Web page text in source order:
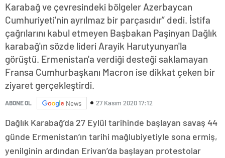
Karabağ ve çevresindeki bölgeler Azerbaycan
Cumhuriyeti'nin ayrılmaz bir parçasıdır” dedi. İstifa
çağrılarını kabul etmeyen Başbakan Paşinyan Dağlık
karabağ'ın sözde lideri Arayik Harutyunyan'la
görüştü. Ermenistan'a verdiği desteği saklamayan
Fransa Cumhurbaşkanı Macron ise dikkat çeken bir
ziyaret gerçekleştirdi.
ABONE OL News 27 Kasım 2020 17:12
Dağlık Karabağ’da 27 Eylül tarihinde başlayan savaş 44
günde Ermenistan’ın tarihi mağlubiyetiyle sona ermiş,
yenilginin ardından Erivan’da başlayan protestolar